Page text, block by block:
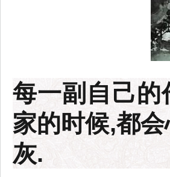
每一副自己的
家的时候,都
灰.